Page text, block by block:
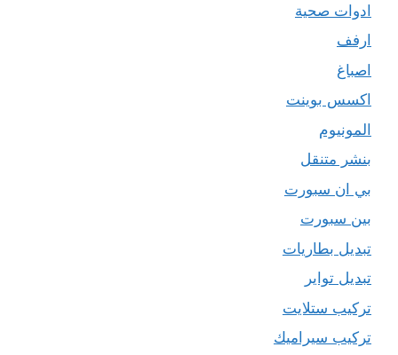
ادوات صحية
ارفف
اصباغ
اكسس بوينت
المونيوم
بنشر متنقل
بي ان سبورت
بين سبورت
تبديل بطاريات
تبديل تواير
تركيب ستلايت
تركيب سيراميك